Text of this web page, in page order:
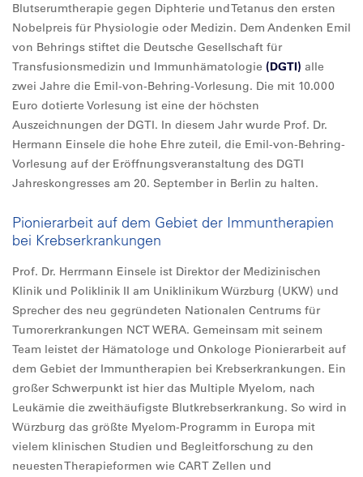
Blutserumtherapie gegen Diphterie und Tetanus den ersten
Nobelpreis für Physiologie oder Medizin. Dem Andenken Emil
von Behrings stiftet die Deutsche Gesellschaft für
Transfusionsmedizin und Immunhämatologie (DGTI) alle
zwei Jahre die Emil-von-Behring-Vorlesung. Die mit 10.000
Euro dotierte Vorlesung ist eine der höchsten
Auszeichnungen der DGTI. In diesem Jahr wurde Prof. Dr.
Hermann Einsele die hohe Ehre zuteil, die Emil-von-Behring-
Vorlesung auf der Eröffnungsveranstaltung des DGTI
Jahreskongresses am 20. September in Berlin zu halten.
Pionierarbeit auf dem Gebiet der Immuntherapien
bei Krebserkrankungen
Prof. Dr. Herrmann Einsele ist Direktor der Medizinischen
Klinik und Poliklinik II am Uniklinikum Würzburg (UKW) und
Sprecher des neu gegründeten Nationalen Centrums für
Tumorerkrankungen NCT WERA. Gemeinsam mit seinem
Team leistet der Hämatologe und Onkologe Pionierarbeit auf
dem Gebiet der Immuntherapien bei Krebserkrankungen. Ein
großer Schwerpunkt ist hier das Multiple Myelom, nach
Leukämie die zweithäufigste Blutkrebserkrankung. So wird in
Würzburg das größte Myelom-Programm in Europa mit
vielem klinischen Studien und Begleitforschung zu den
neuesten Therapieformen wie CAR T Zellen und